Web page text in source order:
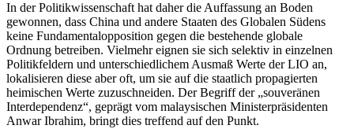
In der Politikwissenschaft hat daher die Auffassung an Boden
gewonnen, dass China und andere Staaten des Globalen Südens
keine Fundamentalopposition gegen die bestehende globale
Ordnung betreiben. Vielmehr eignen sie sich selektiv in einzelnen
Politikfeldern und unterschiedlichem Ausmaß Werte der LIO an,
lokalisieren diese aber oft, um sie auf die staatlich propagierten
heimischen Werte zuzuschneiden. Der Begriff der „souveränen
Interdependenz“, geprägt vom malaysischen Ministerpräsidenten
Anwar Ibrahim, bringt dies treffend auf den Punkt.